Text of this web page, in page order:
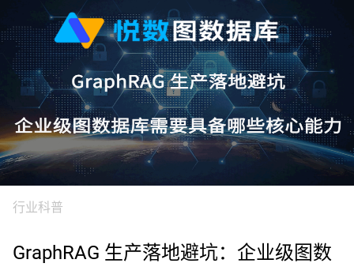
行业科普
GraphRAG 生产落地避坑：企业级图数